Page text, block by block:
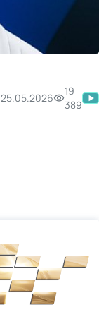
25.05.2026
19
389